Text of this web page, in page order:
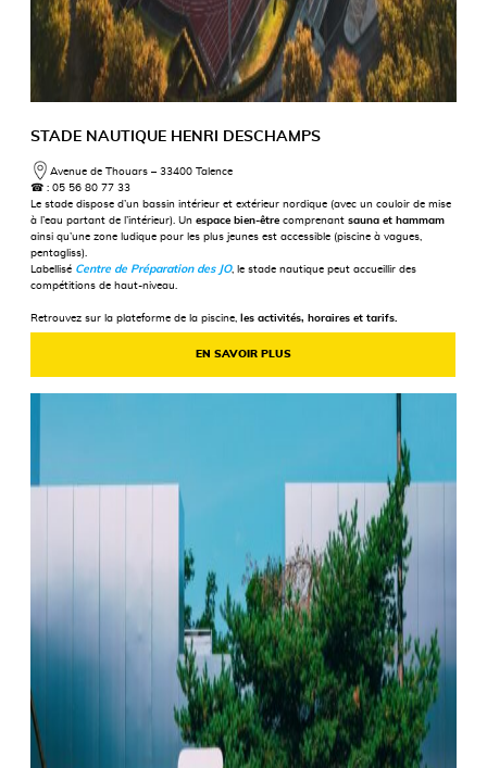
STADE NAUTIQUE HENRI DESCHAMPS
Avenue de Thouars – 33400 Talence
☎ : 05 56 80 77 33
Le stade dispose d’un bassin intérieur et extérieur nordique (avec un couloir de mise
à l’eau partant de l’intérieur). Un espace bien-être comprenantsauna et hammam
ainsi qu’une zone ludique pour les plus jeunes est accessible (piscine à vagues,
pentagliss).
Labellisé Centre de Préparation des JO, le stade nautique peut accueillir des
compétitions de haut-niveau.
Retrouvez sur la plateforme de la piscine, les activités, horaires et tarifs.
EN SAVOIR PLUS